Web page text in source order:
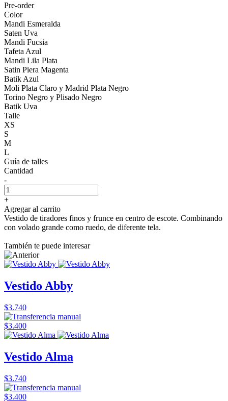
Pre-order
Color
Mandi Esmeralda
Saten Uva
Mandi Fucsia
Tafeta Azul
Mandi Lila Plata
Satin Piera Magenta
Batik Azul
Moli Plata Claro y Madrid Plata Negro
Torino Negro y Plisado Negro
Batik Uva
Talle
XS
S
M
L
Guía de talles
Cantidad
-
+
Agregar al carrito
Vestido de tiradores finos y frunce en centro de escote. Combinando
con volado grande como ruedo, de diferente tela.
También te puede interesar
Vestido Abby
$3.740
$3.400
Vestido Alma
$3.740
$3.400